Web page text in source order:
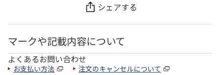
シェアする
マークや記載内容について
よくあるお問い合わせ
お支払い方法 注文のキャンセルについて